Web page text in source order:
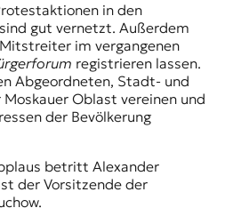
in den
gut vernetzt. Außerdem
im vergangenen
registrieren lassen.
Abgeordneten, Stadt- und
Oblast vereinen und
der Bevölkerung
betritt Alexander
der Vorsitzende der